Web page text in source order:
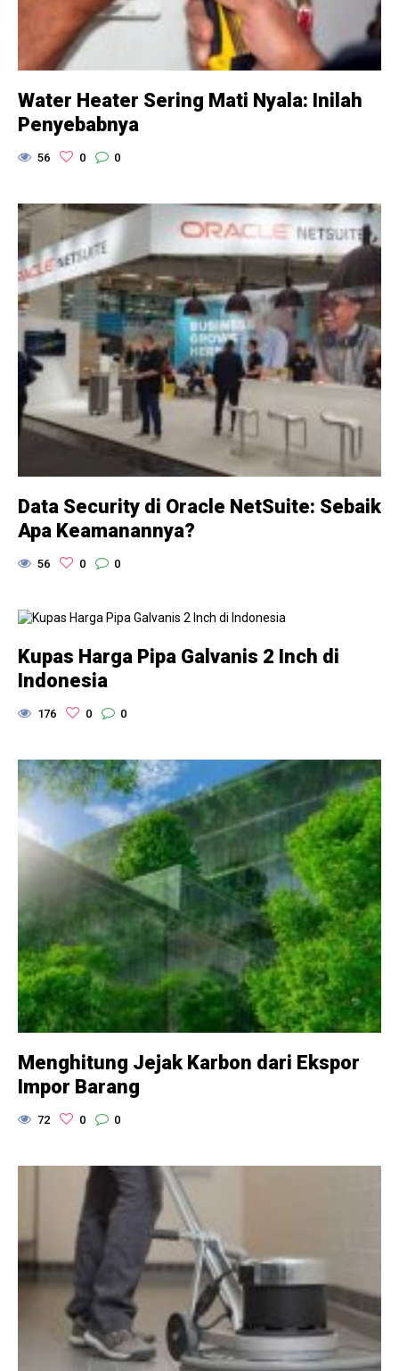
Water Heater Sering Mati Nyala: Inilah
Penyebabnya
56 0 0
Data Security di Oracle NetSuite: Sebaik
Apa Keamanannya?
56 0 0
Kupas Harga Pipa Galvanis 2 Inch di
Indonesia
176 0 0
Menghitung Jejak Karbon dari Ekspor
Impor Barang
72 0 0